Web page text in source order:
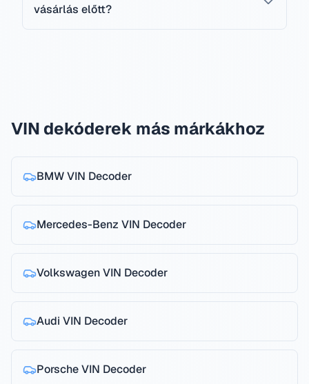
vásárlás előtt?
VIN dekóderek más márkákhoz
BMWVIN Decoder
Mercedes-Benz VIN Decoder
VolkswagenVIN Decoder
Audi VIN Decoder
PorscheVIN Decoder